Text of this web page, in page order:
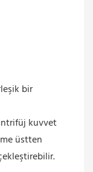
bir
kuvvet
üstten